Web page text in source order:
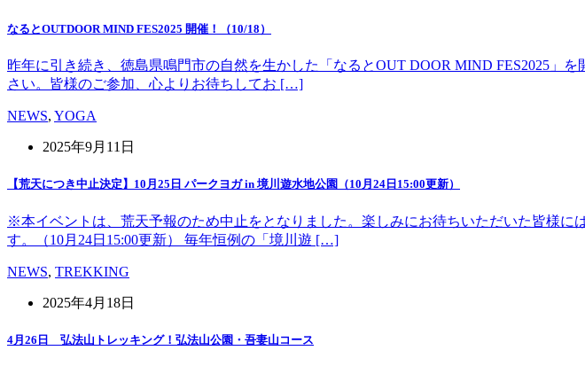
なるとOUTDOOR MIND FES2025 開催！（10/18）
昨年に引き続き、徳島県鳴門市の自然を生かした「なるとOUT DOOR MIND FES2025」
さい。皆様のご参加、心よりお待ちしてお […]
NEWS, YOGA
2025年9月11日
【荒天につき中止決定】10月25日 パークヨガ in 境川遊水地公園（10月24日15:00更新）
※本イベントは、荒天予報のため中止をとなりました。楽しみにお待ちいただいた皆様
す。（10月24日15:00更新） 毎年恒例の「境川遊 […]
NEWS, TREKKING
2025年4月18日
4月26日 弘法山トレッキング！弘法山公園・吾妻山コース